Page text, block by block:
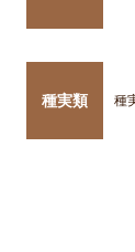
種実類 種